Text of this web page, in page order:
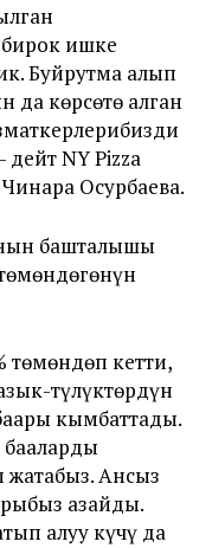
ишке
Буйрутма алып
да көрсөтө алган
дейт NY Pizza
Осурбаева.
башталышы
төмөндөп кетти,
түлүктөрдүн
кымбаттады.
жатабыз. Ансыз
азайды.
алуу күчү да